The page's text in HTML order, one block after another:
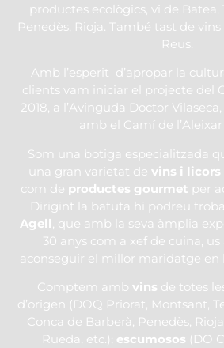
productes ecològics, vi de Batea,
Penedès, Rioja. També tast de
Reus.
Amb l’esperit d’apropar la
clients vam iniciar el projecte del
2018, a l’Avinguda Doctor
amb el Camí de
Som una botiga especialitzada
una gran varietat de vins i licors
com de productes gourmet per
Dirigint la batuta hi podreu
Agell , que amb la seva àmplia
30 anys com a xef de cuina, us
aconseguir el millor maridatge en
Comptem amb vins de totes
d’origen (DOQ Priorat, Montsant,
Conca de Barberà, Penedès,
Rueda, etc.); escumosos (DO